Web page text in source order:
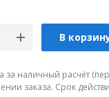
В
за наличный расчёт
заказа. Срок